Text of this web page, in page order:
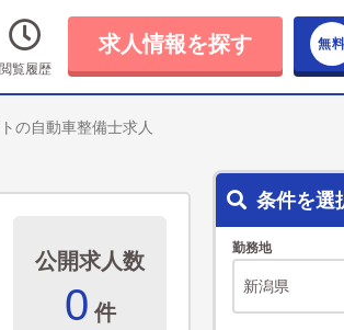
閲覧履歴
求人情報を探す
の自動車整備士求人
公開求人数
0 件
条件を選
勤務地